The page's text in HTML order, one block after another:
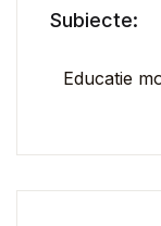
Subiecte:
Educatie